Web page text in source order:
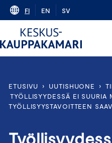
Skip
content
FI EN SV
ETUSIVU › UUTISHUONE ›
TYÖLLISYYDESSÄ EI SUURIA
TYÖLLISYYSTAVOITTEEN